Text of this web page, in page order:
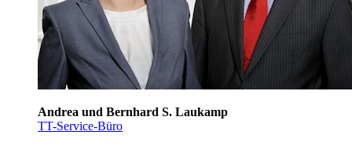
Andrea und Bernhard S. Laukamp
TT-Service-Büro